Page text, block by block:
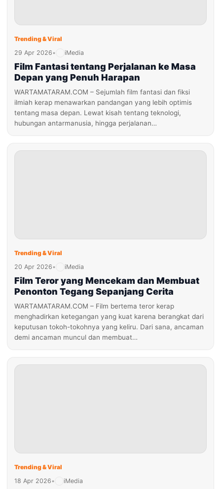
Trending & Viral
29 Apr 2026• iMedia
Film Fantasi tentang Perjalanan ke Masa
Depan yang Penuh Harapan
WARTAMATARAM.COM – Sejumlah film fantasi dan fiksi
ilmiah kerap menawarkan pandangan yang lebih optimis
tentang masa depan. Lewat kisah tentang teknologi,
hubungan antarmanusia, hingga perjalanan…
Trending & Viral
20 Apr 2026• iMedia
Film Teror yang Mencekam dan Membuat
Penonton Tegang Sepanjang Cerita
WARTAMATARAM.COM – Film bertema teror kerap
menghadirkan ketegangan yang kuat karena berangkat dari
keputusan tokoh-tokohnya yang keliru. Dari sana, ancaman
demi ancaman muncul dan membuat…
Trending & Viral
18 Apr 2026• iMedia